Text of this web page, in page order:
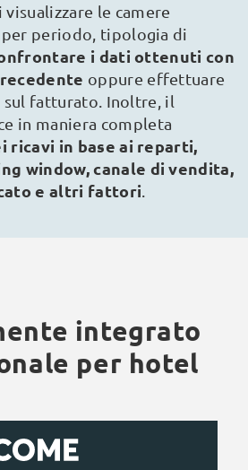
le camere
periodo, tipologia di
i dati ottenuti con
oppure effettuare
fatturato. Inoltre, il
in maniera completa
ricavi in base ai reparti,
window, canale di vendita,
e altri fattori
integrato
per hotel